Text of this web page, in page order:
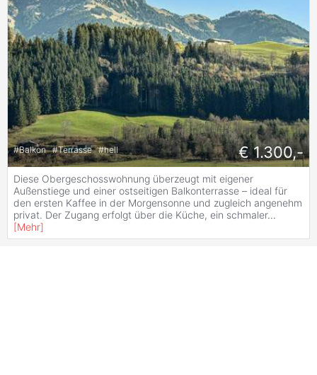
#Balkon #Terrasse #hell € 1.300,-
Diese Obergeschosswohnung überzeugt mit eigener
Außenstiege und einer ostseitigen Balkonterrasse – ideal für
den ersten Kaffee in der Morgensonne und zugleich angenehm
privat. Der Zugang erfolgt über die Küche, ein schmaler...
[Mehr]